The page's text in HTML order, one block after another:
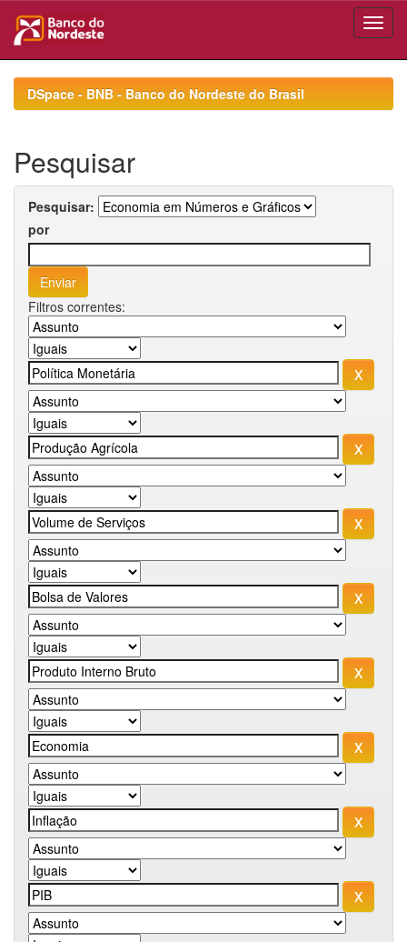
navigationDSpace - BNB - Banco do Nordeste do Brasil
Pesquisar
Pesquisar:
por
Filtros correntes: